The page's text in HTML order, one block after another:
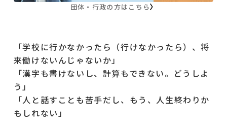
団体・行政の方はこちら
「学校に行かなかったら（行けなかったら）、将
来働けないんじゃないか」
「漢字も書けないし、計算もできない。どうしよ
う」
「人と話すことも苦手だし、もう、人生終わりか
もしれない」